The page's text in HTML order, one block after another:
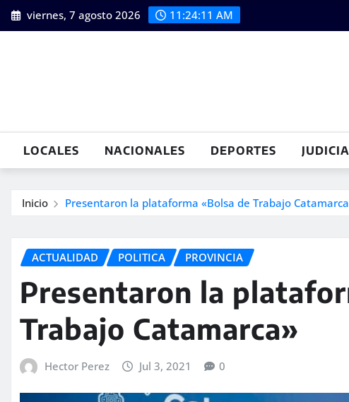
Saltar
al
viernes, 7 agosto 2026 11:24:12 AM
LOCALES NACIONALES DEPORTES
Inicio Presentaron la plataforma «Bolsa de Trabajo
ACTUALIDAD POLITICA PROVINCIA
Presentaron la
Trabajo Catamarca»
Hector Perez Jul 3, 2021 0